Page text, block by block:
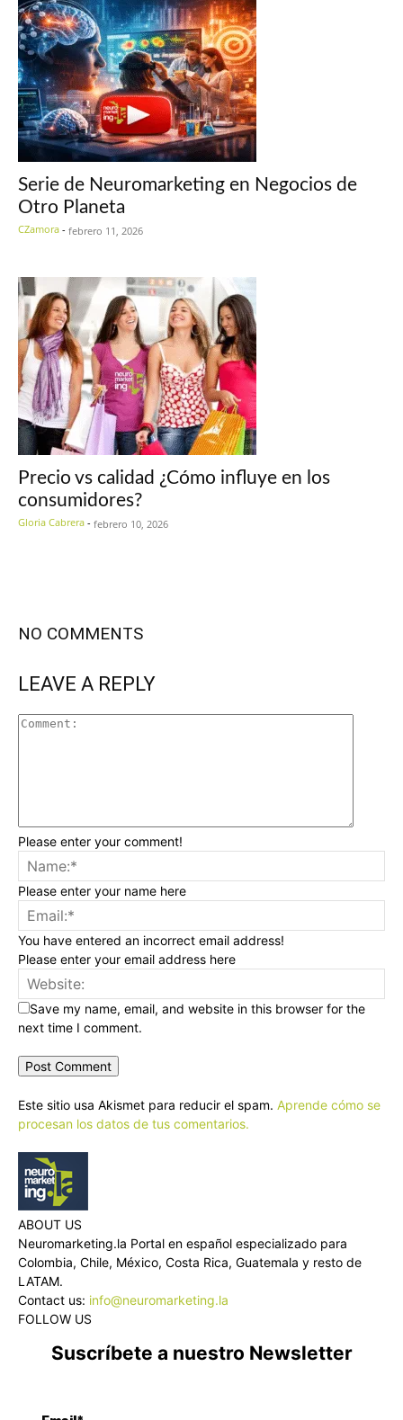
Serie de Neuromarketing en Negocios de
Otro Planeta
CZamora - febrero 11, 2026
Precio vs calidad ¿Cómo influye en los
consumidores?
Gloria Cabrera - febrero 10, 2026
NO COMMENTS
LEAVE A REPLY
Please enter your comment!
Please enter your name here
You have entered an incorrect email address!
Please enter your email address here
Save my name, email, and website in this browser for the
next time I comment.
Este sitio usa Akismet para reducir el spam. Aprende cómo se
procesan los datos de tus comentarios.
ABOUT US
Neuromarketing.la Portal en español especializado para
Colombia, Chile, México, Costa Rica, Guatemala y resto de
LATAM.
Contact us: info@neuromarketing.la
FOLLOW US
Suscríbete a nuestro Newsletter